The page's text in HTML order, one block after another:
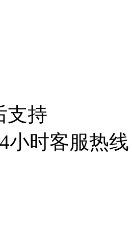
支持
小时客服热线